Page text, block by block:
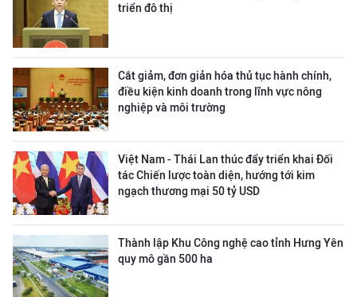
triển đô thị
Cắt giảm, đơn giản hóa thủ tục hành chính,
điều kiện kinh doanh trong lĩnh vực nông
nghiệp và môi trường
Việt Nam - Thái Lan thúc đẩy triển khai Đối
tác Chiến lược toàn diện, hướng tới kim
ngạch thương mại 50 tỷ USD
Thành lập Khu Công nghệ cao tỉnh Hưng Yên
quy mô gần 500 ha